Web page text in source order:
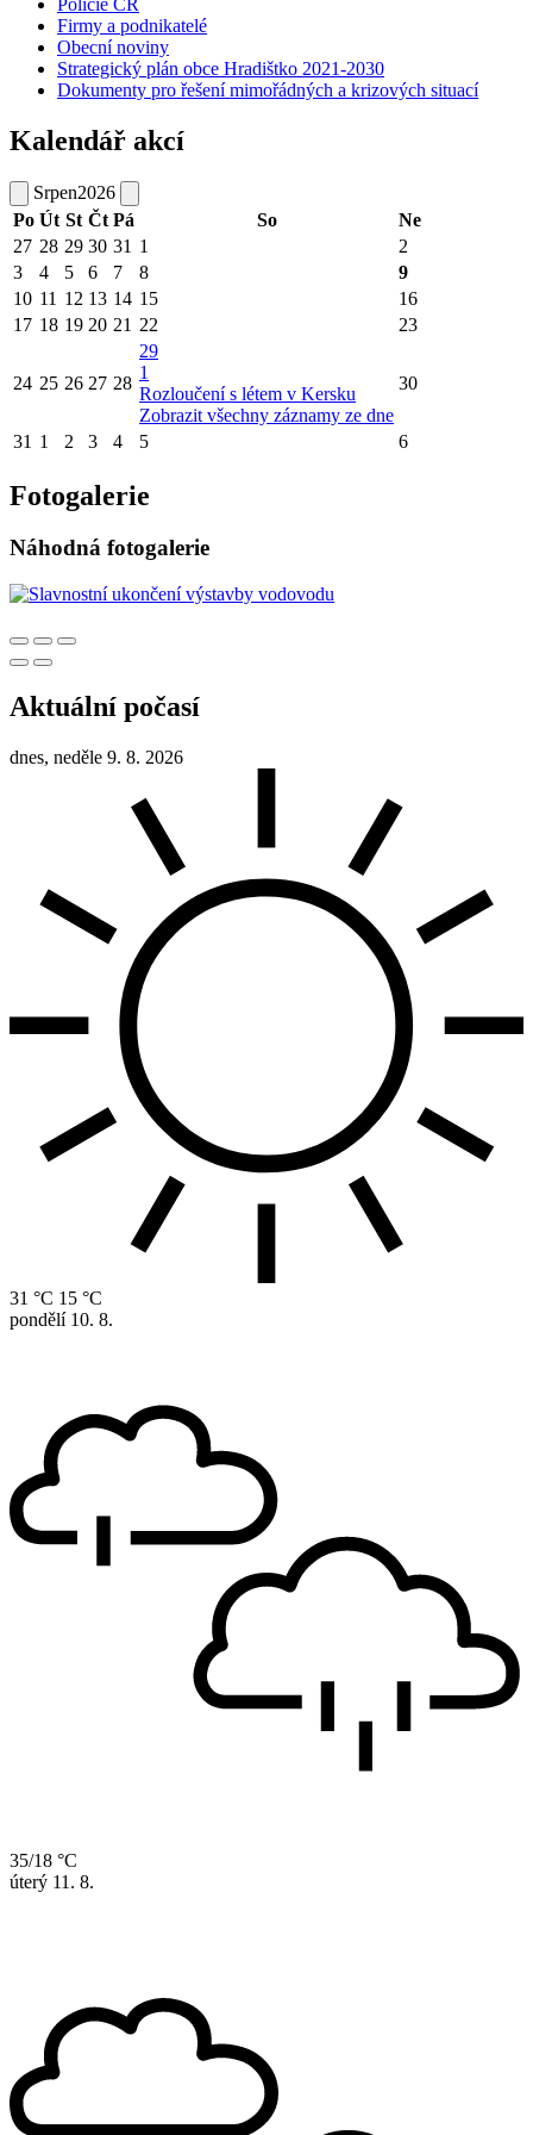
Firmy a podnikatelé
Obecní noviny
Strategický plán obce Hradištko 2021-2030
Dokumenty pro řešení mimořádných a krizových situací
Kalendář akcí
Srpen2026
Po Út St Čt Pá So
Ne
27 28 29 30 31 1
2
3
4 5 6 7 8
9
10 11 12 13 14 15
16
17 18 19 20 21 22 23
24 25 26 27 28
29
1
Rozloučení s létem v Kersku
Zobrazit všechny záznamy ze dne
30
31 1 2 3 4 5 6
Fotogalerie
Náhodná fotogalerie
Aktuální počasí
dnes, neděle 9. 8. 2026
31 °C 15 °C
pondělí 10. 8.
35/18 °C
úterý 11. 8.